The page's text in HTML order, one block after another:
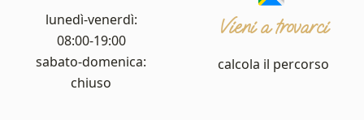
lunedì-venerdì:
08:00-19:00
sabato-domenica:
chiuso
Vieni a trovarci
calcola il percorso